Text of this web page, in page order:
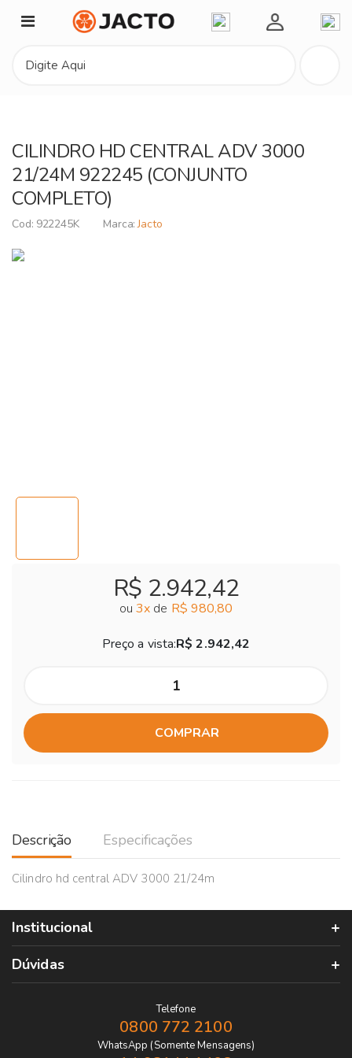
Minha Conta
CILINDRO HD CENTRAL ADV 3000
21/24M 922245 (CONJUNTO
COMPLETO)
922245K Jacto
R$ 2.942,42
ou 3x de R$ 980,80
Preço a vista:R$ 2.942,42
COMPRAR
Descrição Especificações
Cilindro hd central ADV 3000 21/24m
Institucional
Dúvidas
Telefone
0800 772 2100
WhatsApp (Somente Mensagens)